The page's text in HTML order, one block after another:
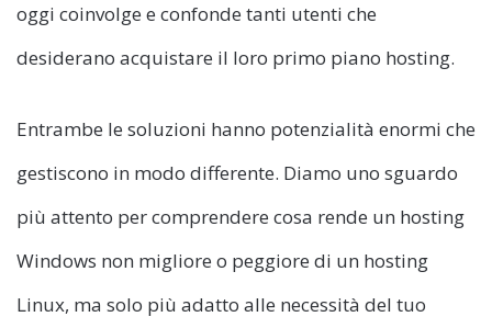
oggi coinvolge e confonde tanti utenti che
desiderano acquistare il loro primo piano hosting.
Entrambe le soluzioni hanno potenzialità enormi che
gestiscono in modo differente. Diamo uno sguardo
più attento per comprendere cosa rende un hosting
Windows non migliore o peggiore di un hosting
Linux, ma solo più adatto alle necessità del tuo